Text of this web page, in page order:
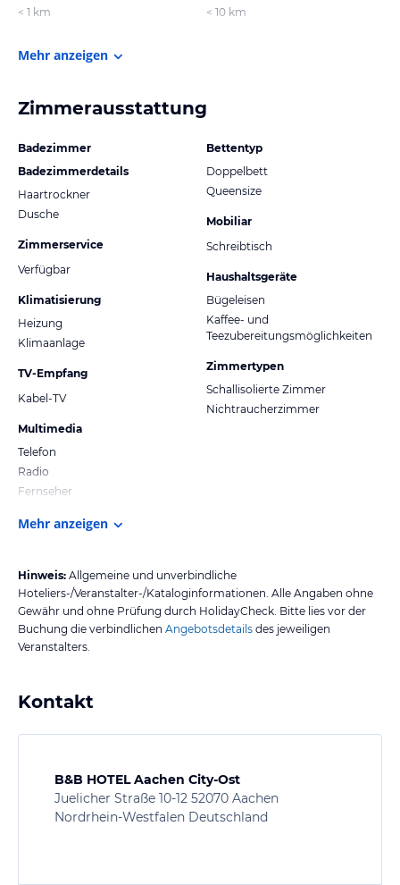
< 1 km
< 10 km
Mehr anzeigen
Zimmerausstattung
Badezimmer
Badezimmerdetails
Haartrockner
Dusche
Zimmerservice
Verfügbar
Klimatisierung
Heizung
Klimaanlage
TV-Empfang
Kabel-TV
Multimedia
Telefon
Radio
Fernseher
Bettentyp
Doppelbett
Queensize
Mobiliar
Schreibtisch
Haushaltsgeräte
Bügeleisen
Kaffee- und
Teezubereitungsmöglichkeiten
Zimmertypen
Schallisolierte Zimmer
Nichtraucherzimmer
Mehr anzeigen
Hinweis: Allgemeine und unverbindliche
Hoteliers-/Veranstalter-/Kataloginformationen. Alle Angaben ohne
Gewähr und ohne Prüfung durch HolidayCheck. Bitte lies vor der
Buchung die verbindlichen Angebotsdetails des jeweiligen
Veranstalters.
Kontakt
B&B HOTEL Aachen City-Ost
Juelicher Straße 10-12 52070 Aachen
Nordrhein-Westfalen Deutschland